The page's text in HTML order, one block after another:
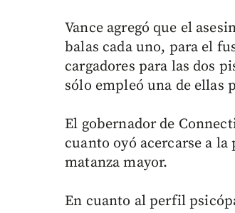
Vance agregó que el
balas cada uno, para el
cargadores para las dos
sólo empleó una de ellas
El gobernador de
cuanto oyó acercarse a
matanza mayor.
En cuanto al perfil